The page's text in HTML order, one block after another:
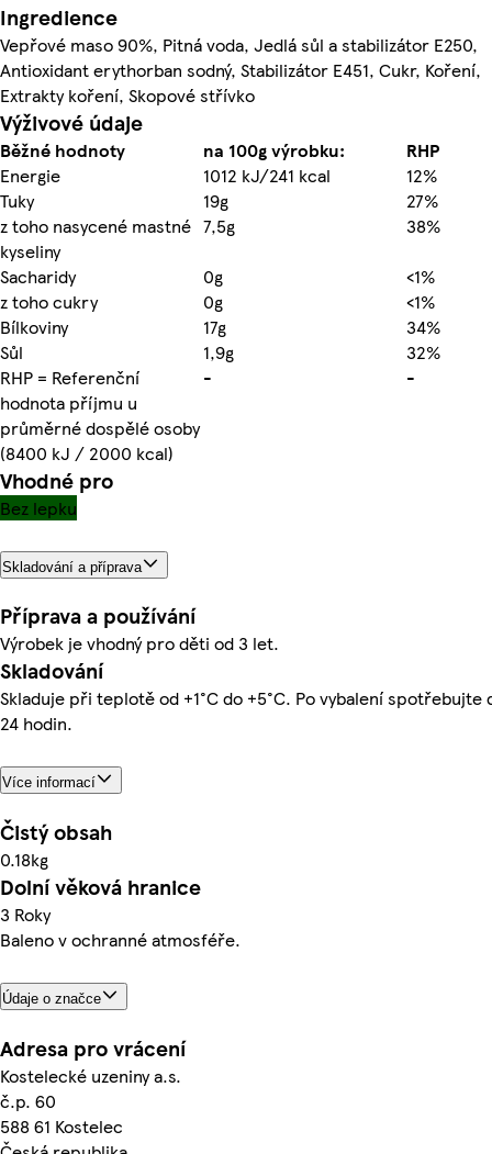
Ingredience
Vepřové maso 90%, Pitná voda, Jedlá sůl a stabilizátor E250,
Antioxidant erythorban sodný, Stabilizátor E451, Cukr, Koření,
Extrakty koření, Skopové střívko
Výživové údaje
Běžné hodnoty na 100g výrobku:
RHP
Energie
1012 kJ/241 kcal
12%
Tuky
19g
27%
z toho nasycené mastné
kyseliny
7,5g
38%
Sacharidy
0g
<1%
z toho cukry
0g
<1%
Bílkoviny
17g
34%
Sůl
1,9g
32%
RHP = Referenční
hodnota příjmu u
průměrné dospělé osoby
(8400 kJ / 2000 kcal)
- -
Vhodné pro
Bez lepku
Skladování a příprava
Příprava a používání
Výrobek je vhodný pro děti od 3 let.
Skladování
Skladuje při teplotě od +1°C do +5°C. Po vybalení spotřebujte
24 hodin.
Více informací
Čistý obsah
0.18kg
Dolní věková hranice
3 Roky
Baleno v ochranné atmosféře.
Údaje o značce
Adresa pro vrácení
Kostelecké uzeniny a.s.
č.p. 60
588 61 Kostelec